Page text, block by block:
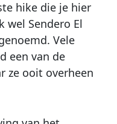
hike die je hier
wel Sendero El
Vele
een van de
ze ooit overheen